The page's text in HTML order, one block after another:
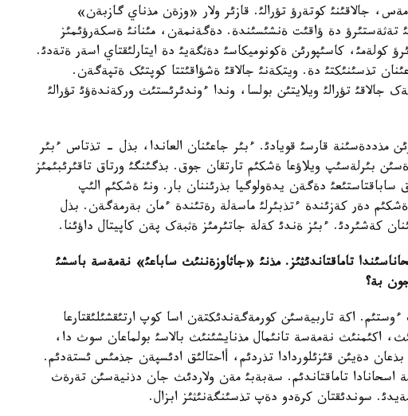
جالاقئنئ کوتةرؤ تؤرالئ. قازئر ولار «وزةن مذناي گازبةن»
15% کةم الادئ. ونئ تةثةستئرؤ دة ؤاقئت ةنشئسئندة. دةگةنمةن، مئنانئ ةسکةرؤئمئز
کولةمئ، کاسئپورئن ةکونوميکاسئ دةثگةيئ دة ايتارلئقتاي اسةر ةتةدئ.
تذسئنئکتئ دة. ويتکةنئ جالاقئ ةشؤاقئتتا کوپتئک ةتپةگةن.
تؤرالئ ويلايتئن بولسا، وندا ءوندئرئستئث ورکةندةؤئ تؤرالئ
مذددةسئنة قارسئ قويادئ. ءبئر جاعئنان العاندا، بذل - تذتاس ءبئر
بئرلةسئپ ويلاؤعا ةشکئم تارتقان جوق. بذگئنگئ ورتاق تاقئرئبئمئز
دةگةن يدةولوگيا بذرئننان بار. ونئ ةشکئم الئپ
دةر کةزئندة ءتذبئرلئ ماسةلة رةتئندة ءمان بةرمةگةن. بذل
کةشئردئ. ءبئز ةندئ کةلة جاتئرمئز ةثبةک پةن کاپيتال داؤئنا.
تاماقتاندئثئز. مذنئ «جاثاوزةننئث ساباعئ» نةمةسة باسشئ
بة؟
اکة تاربيةسئن کورمةگةندئکتةن اسا کوپ ارتئقشئلئقتارعا
اکئمنئث نةمةسة تانئمال مذنايشئنئث بالاسئ بولماعان سوث دا،
دةيئن قئزئلوردادا تذردئم، أاحتالئق ادئسپةن جذمئس ئستةدئم.
اسحانادا تاماقتاندئم. سةبةبئ مةن ولاردئث جان دذنيةسئن تةرةث
سوندئقتان کرةدو دةپ تذسئنگةنئثئز ابزال.